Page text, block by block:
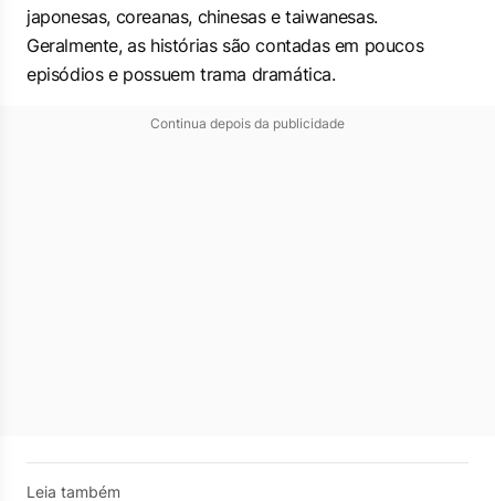
japonesas, coreanas, chinesas e taiwanesas.
Geralmente, as histórias são contadas em poucos
episódios e possuem trama dramática.
Continua depois da publicidade
Leia também